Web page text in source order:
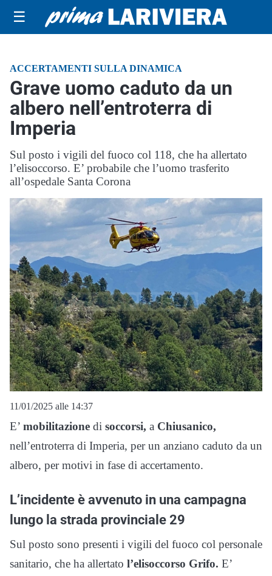
☰
ACCERTAMENTI SULLA DINAMICA
Grave uomo caduto da un
albero nell’entroterra di
Imperia
Sul posto i vigili del fuoco col 118, che ha allertato
l’elisoccorso. E’ probabile che l’uomo trasferito
all’ospedale Santa Corona
11/01/2025 alle 14:37
E’ mobilitazione di soccorsi, a Chiusanico,
nell’entroterra di Imperia, per un anziano caduto da un
albero, per motivi in fase di accertamento.
L’incidente è avvenuto in una campagna
lungo la strada provinciale 29
Sul posto sono presenti i vigili del fuoco col personale
sanitario, che ha allertato l’elisoccorso Grifo. E’